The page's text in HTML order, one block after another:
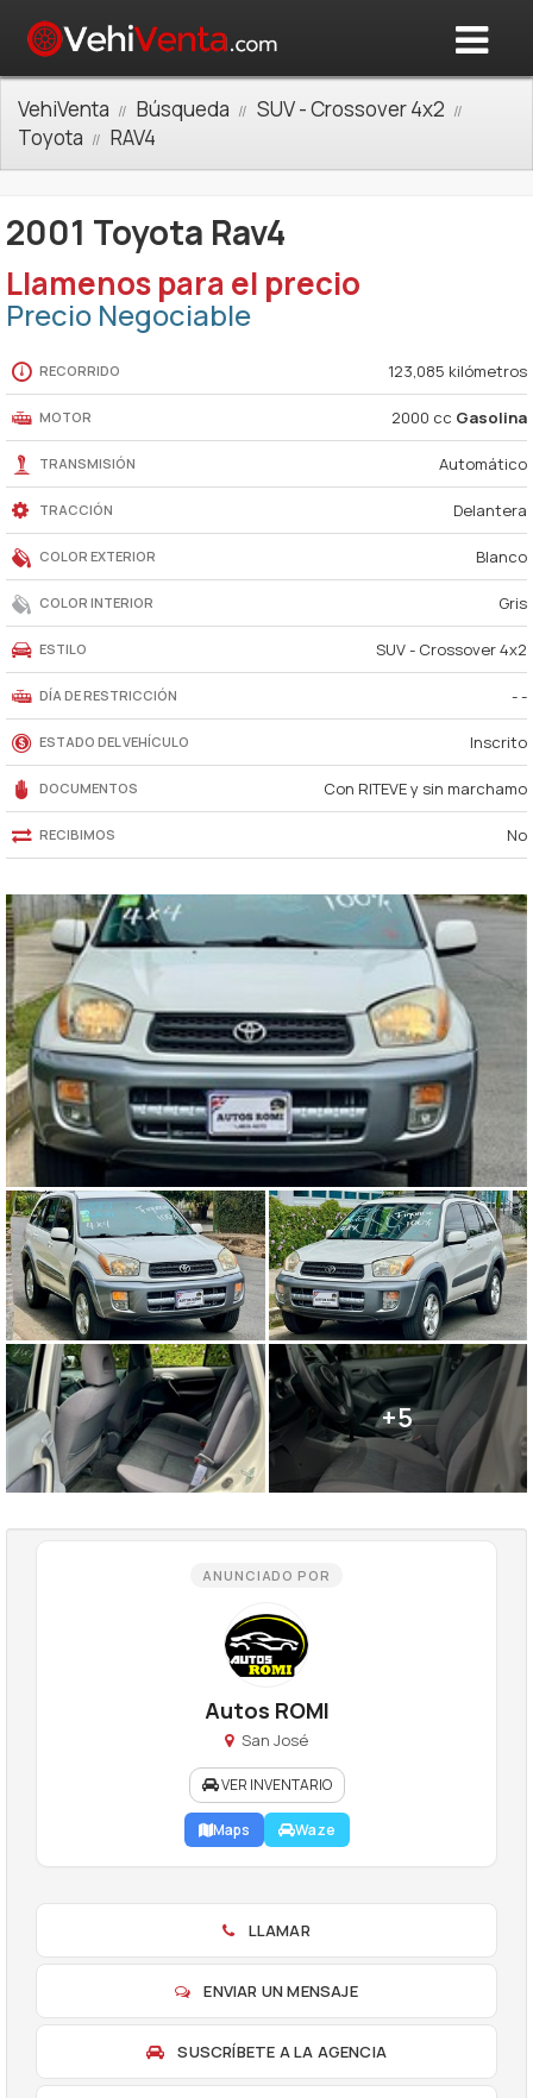
VehiVenta Búsqueda
SUV - Crossover 4x2
Toyota
RAV4
2001 Toyota Rav4
Llamenos para el precio
Precio Negociable
RECORRIDO 123,085 kilómetros
MOTOR 2000 cc Gasolina
TRANSMISIÓN Automático
TRACCIÓN Delantera
COLOR EXTERIOR Blanco
COLOR INTERIOR Gris
ESTILO SUV - Crossover 4x2
DÍA DE RESTRICCIÓN - -
ESTADO DEL VEHÍCULO Inscrito
DOCUMENTOS Con RITEVE y sin marchamo
RECIBIMOS No
+5
ANUNCIADO POR
Autos ROMI
San José
VER INVENTARIO
Maps Waze
LLAMAR
ENVIAR UN MENSAJE
SUSCRÍBETE A LA AGENCIA